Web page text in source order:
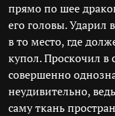
прямо по шее
его головы. Ударил
в то место, где
купол. Проскочил
совершенно
неудивительно,
саму ткань